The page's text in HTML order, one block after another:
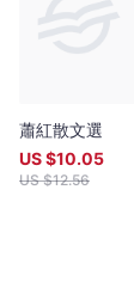
蕭紅散文選
US $10.05
US $12.56